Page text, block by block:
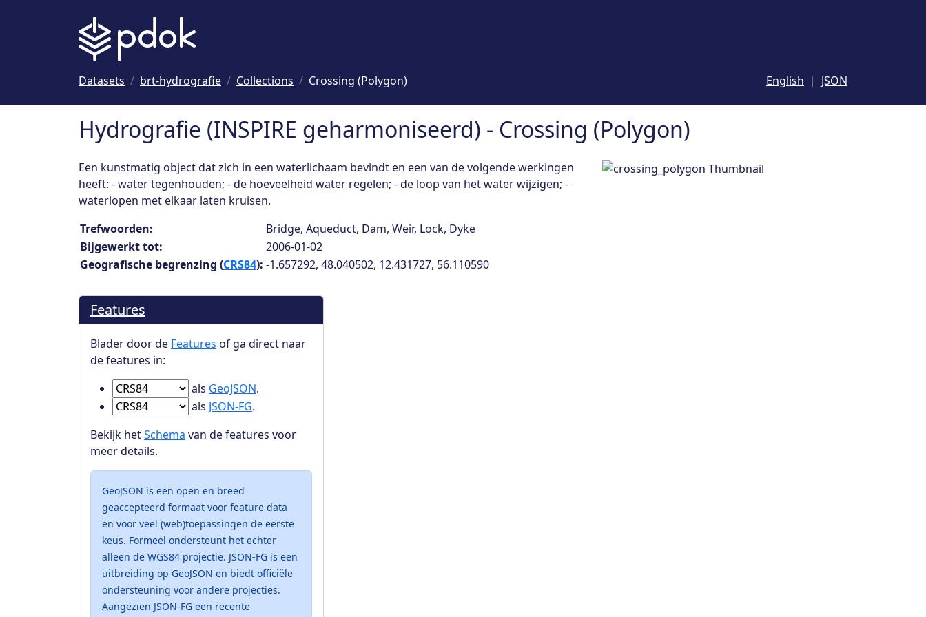
Datasets brt-hydrografie Collections Crossing (Polygon) English JSON
Hydrografie (INSPIRE geharmoniseerd) - Crossing (Polygon)
Een kunstmatig object dat zich in een waterlichaam bevindt en een van de volgende werkingen
heeft: - water tegenhouden; - de hoeveelheid water regelen; - de loop van het water wijzigen; -
waterlopen met elkaar laten kruisen.
Collection details
Trefwoorden:
Bridge, Aqueduct, Dam, Weir, Lock, Dyke
Bijgewerkt tot:
2006-01-02
Geografische begrenzing (CRS84): -1.657292, 48.040502, 12.431727, 56.110590
Features
Blader door de Features of ga direct naar
de features in:
Ga naar Features in
als GeoJSON.
Ga naar Features in
als JSON-FG.
Bekijk hetSchema van de features voor
meer details.
GeoJSON is een open en breed
geaccepteerd formaat voor feature data
en voor veel (web)toepassingen de eerste
keus. Formeel ondersteunt het echter
alleen de WGS84 projectie. JSON-FG is een
uitbreiding op GeoJSON en biedt officiële
ondersteuning voor andere projecties.
Aangezien JSON-FG een recente